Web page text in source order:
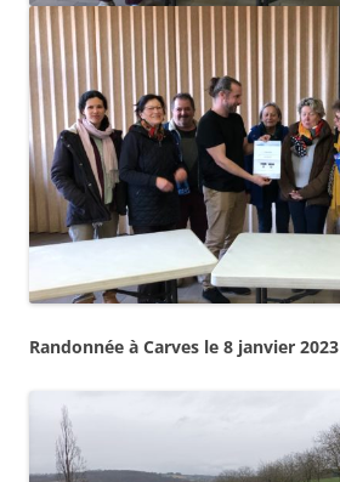
Randonnée à Carves le 8 janvier 2023